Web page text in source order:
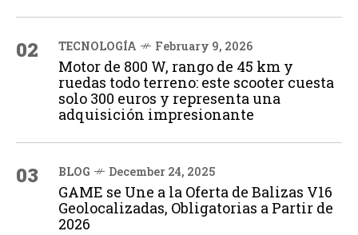
02 TECNOLOGÍA February 9, 2026
Motor de 800 W, rango de 45 km y
ruedas todo terreno: este scooter cuesta
solo 300 euros y representa una
adquisición impresionante
03 BLOG December 24, 2025
GAME se Une a la Oferta de Balizas V16
Geolocalizadas, Obligatorias a Partir de
2026